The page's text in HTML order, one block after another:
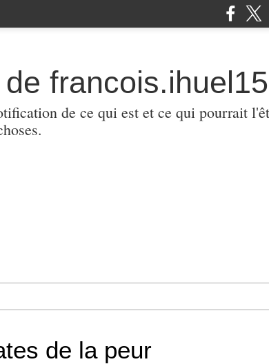
de ce qui est et ce qui pourrait
de la peur